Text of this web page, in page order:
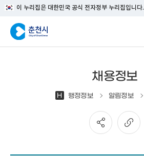
이 누리집은 대한민국 공식 전자정부 누리집입니다.
채용정보
H 행정정보 알림정보